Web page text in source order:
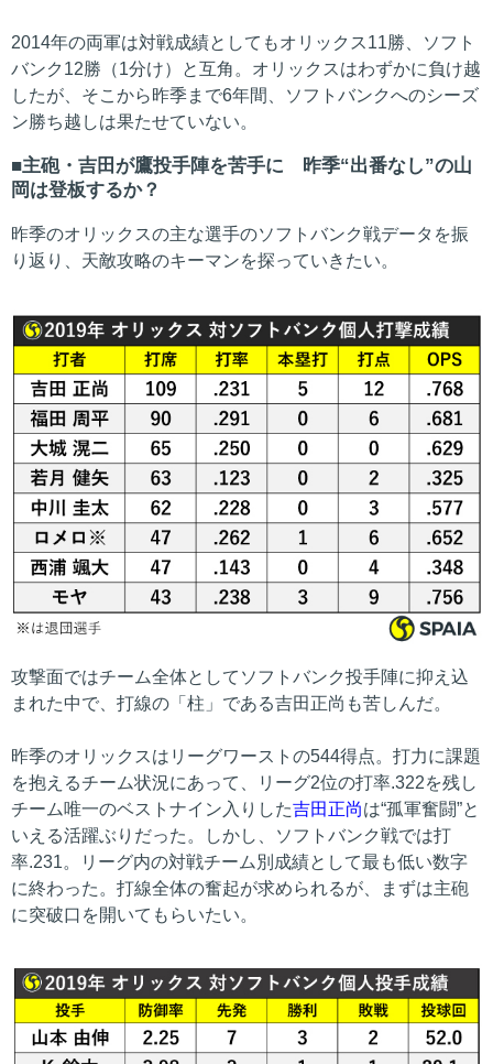
2014年の両軍は対戦成績としてもオリックス11勝、ソフト
バンク12勝（1分け）と互角。オリックスはわずかに負け越
したが、そこから昨季まで6年間、ソフトバンクへのシーズ
ン勝ち越しは果たせていない。
主砲・吉田が鷹投手陣を苦手に 昨季“出番なし”の山
岡は登板するか？
昨季のオリックスの主な選手のソフトバンク戦データを振
り返り、天敵攻略のキーマンを探っていきたい。
攻撃面ではチーム全体としてソフトバンク投手陣に抑え込
まれた中で、打線の「柱」である吉田正尚も苦しんだ。
昨季のオリックスはリーグワーストの544得点。打力に課題
を抱えるチーム状況にあって、リーグ2位の打率.322を残し
チーム唯一のベストナイン入りした吉田正尚は“孤軍奮闘”と
いえる活躍ぶりだった。しかし、ソフトバンク戦では打
率.231。リーグ内の対戦チーム別成績として最も低い数字
に終わった。打線全体の奮起が求められるが、まずは主砲
に突破口を開いてもらいたい。